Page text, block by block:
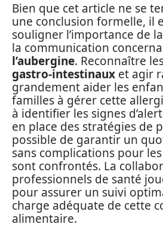
Bien que cet article ne se
une conclusion formelle, il
souligner l’importance de
la communication
l’aubergine. Reconnaître
gastro-intestinaux et agir
grandement aider les
familles à gérer cette
à identifier les signes
en place des stratégies de
possible de garantir un
sans complications pour
sont confrontés. La
professionnels de santé
pour assurer un suivi
charge adéquate de cette
alimentaire.